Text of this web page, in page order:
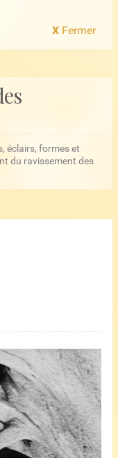
X Fermer
éclairs, formes et
du ravissement des